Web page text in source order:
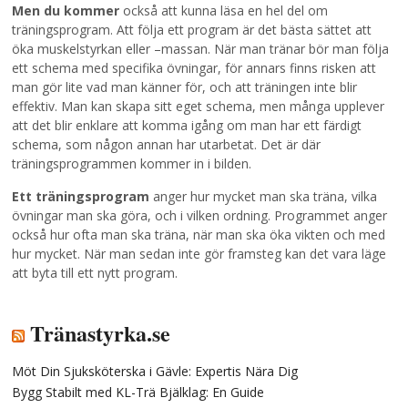
Men du kommer också att kunna läsa en hel del om
träningsprogram. Att följa ett program är det bästa sättet att
öka muskelstyrkan eller –massan. När man tränar bör man följa
ett schema med specifika övningar, för annars finns risken att
man gör lite vad man känner för, och att träningen inte blir
effektiv. Man kan skapa sitt eget schema, men många upplever
att det blir enklare att komma igång om man har ett färdigt
schema, som någon annan har utarbetat. Det är där
träningsprogrammen kommer in i bilden.
Ett träningsprogram anger hur mycket man ska träna, vilka
övningar man ska göra, och i vilken ordning. Programmet anger
också hur ofta man ska träna, när man ska öka vikten och med
hur mycket. När man sedan inte gör framsteg kan det vara läge
att byta till ett nytt program.
Tränastyrka.se
Möt Din Sjuksköterska i Gävle: Expertis Nära Dig
Bygg Stabilt med KL-Trä Bjälklag: En Guide